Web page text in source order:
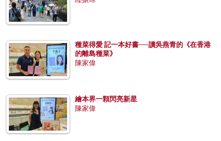
種菜得愛 記一本好書──讀吳燕青的《在香港
的離島種菜》
陳家偉
繪本界一顆閃亮新星
陳家偉